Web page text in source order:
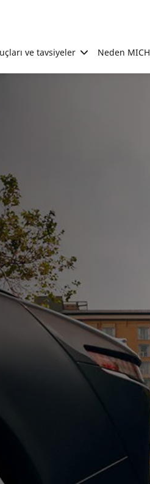
ve tavsiyeler Neden